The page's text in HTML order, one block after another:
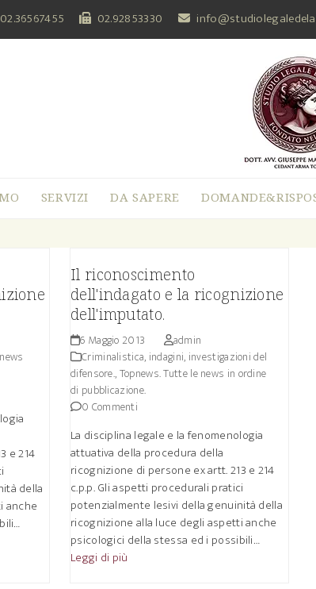
02.36567455 02.92853330
SERVIZI DA SAPERE
e 214
della
anche
Il riconoscimento
dell'indagato e la ricognizione
dell'imputato.
6 Maggio 2013
admin
Criminalistica, indagini, investigazioni del
difensore.,Topnews. Tutte le news in ordine
di pubblicazione.
0 Commenti
La disciplina legale e la fenomenologia
attuativa della procedura della
ricognizione di persone ex artt. 213 e 214
c.p.p. Gli aspetti procedurali pratici
potenzialmente lesivi della genuinità della
ricognizione alla luce degli aspetti anche
psicologici della stessa ed i possibili…
Leggi di più